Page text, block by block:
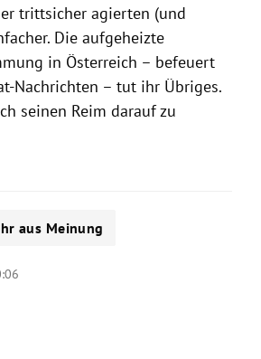
trittsicher agierten (und
Die aufgeheizte
in Österreich – befeuert
Nachrichten – tut ihr Übriges.
seinen Reim darauf zu
aus Meinung